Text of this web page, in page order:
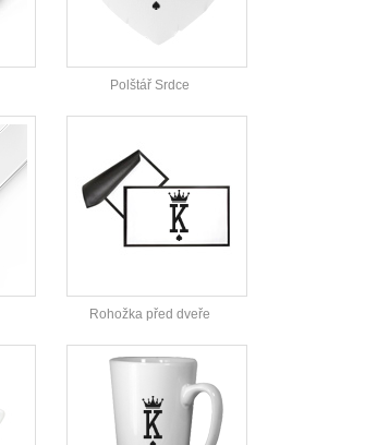
Polštář Srdce
Rohožka před dveře